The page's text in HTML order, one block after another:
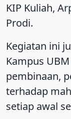
KIP Kuliah,
Prodi.
Kegiatan ini
Kampus
pembinaan,
terhadap
setiap awal